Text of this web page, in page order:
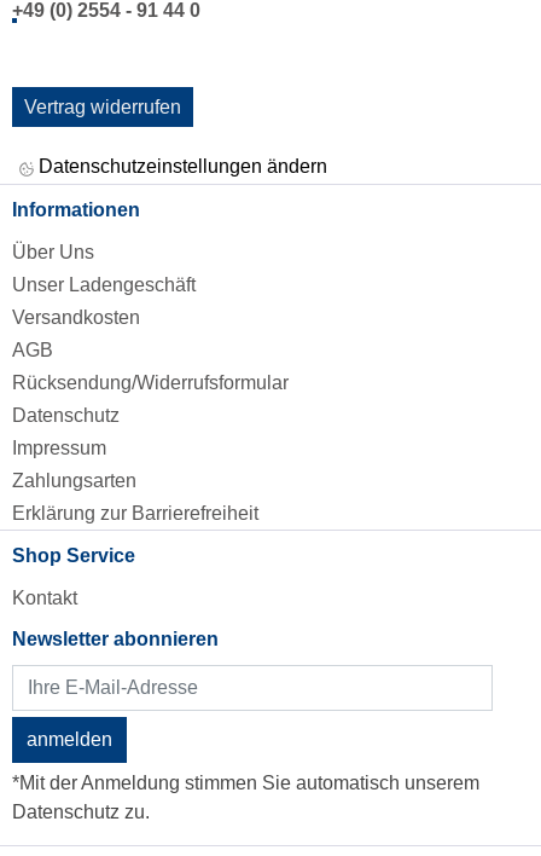
+49 (0) 2554 - 91 44 0
Vertrag widerrufen
Datenschutzeinstellungen ändern
Informationen
Über Uns
Unser Ladengeschäft
Versandkosten
AGB
Rücksendung/Widerrufsformular
Datenschutz
Impressum
Zahlungsarten
Erklärung zur Barrierefreiheit
Shop Service
Kontakt
Newsletter abonnieren
anmelden
*Mit der Anmeldung stimmen Sie automatisch unserem
Datenschutz zu.